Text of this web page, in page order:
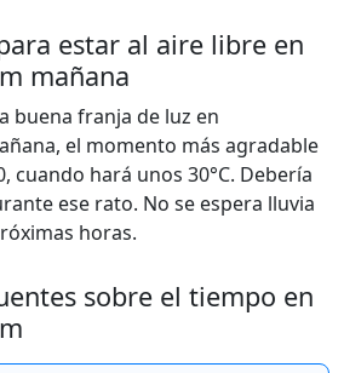
estar al aire libre en
mañana
buena franja de luz en
el momento más agradable
cuando hará unos 30°C. Debería
ese rato. No se espera lluvia
horas.
sobre el tiempo en